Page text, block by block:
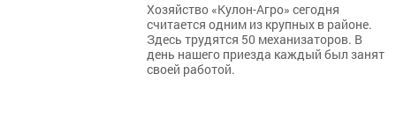
Хозяйство «Кулон-Агро» сегодня
считается одним из крупных в районе.
Здесь трудятся 50 механизаторов. В
день нашего приезда каждый был занят
своей работой.